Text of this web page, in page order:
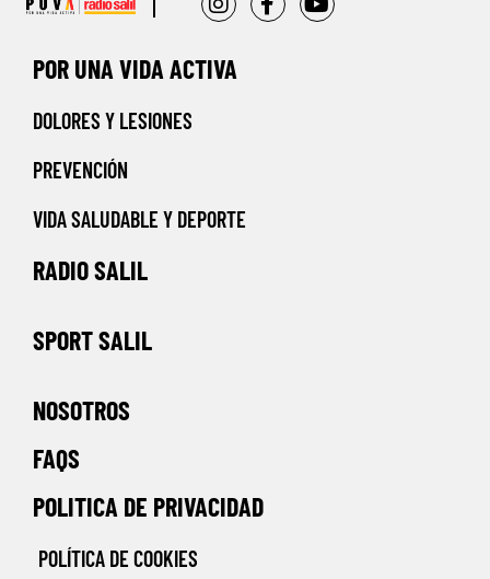
POR UNA VIDA ACTIVA
DOLORES Y LESIONES
PREVENCIÓN
VIDA SALUDABLE Y DEPORTE
RADIO SALIL
SPORT SALIL
NOSOTROS
FAQS
POLITICA DE PRIVACIDAD
POLÍTICA DE COOKIES